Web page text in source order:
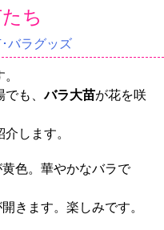
ち
バラグッズ
でも、バラ大苗が花を咲
します。
色。華やかなバラで
きます。楽しみです。